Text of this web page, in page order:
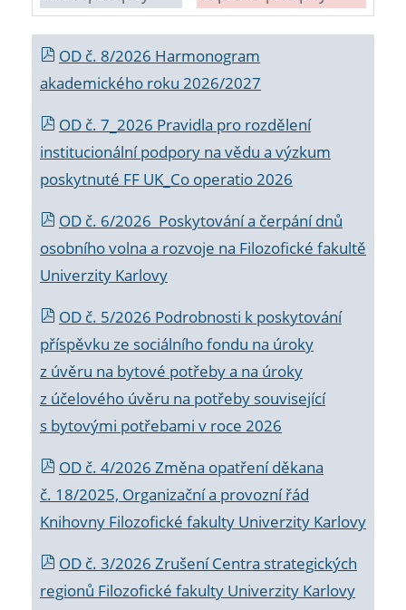
OD č. 8/2026 Harmonogram
akademického roku 2026/2027
OD č. 7_2026 Pravidla pro rozdělení
institucionální podpory na vědu a výzkum
poskytnuté FF UK_Co operatio 2026
OD č. 6/2026 Poskytování a čerpání dnů
osobního volna a rozvoje na Filozofické fakultě
Univerzity Karlovy
OD č. 5/2026 Podrobnosti k poskytování
příspěvku ze sociálního fondu na úroky
z úvěru na bytové potřeby a na úroky
z účelového úvěru na potřeby související
s bytovými potřebami v roce 2026
OD č. 4/2026 Změna opatření děkana
č. 18/2025, Organizační a provozní řád
Knihovny Filozofické fakulty Univerzity Karlovy
OD č. 3/2026 Zrušení Centra strategických
regionů Filozofické fakulty Univerzity Karlovy